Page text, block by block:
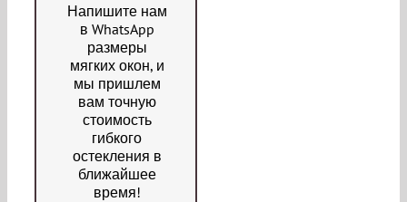
Напишите нам
в WhatsApp
размеры
мягких окон, и
мы пришлем
вам точную
стоимость
гибкого
остекления в
ближайшее
время!